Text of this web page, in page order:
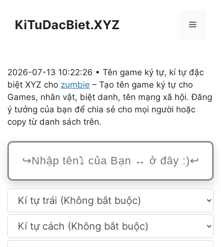
KiTuDacBiet.XYZ Menu
2026-07-13 10:22:26 • Tên game ký tự, kí tự đặc
biệt XYZ cho zumbie – Tạo tên game ký tự cho
Games, nhân vật, biệt danh, tên mạng xã hội. Đăng
ý tưởng của bạn để chia sẻ cho mọi người hoặc
copy từ danh sách trên.